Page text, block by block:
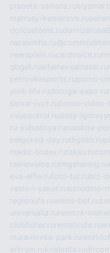
planeta-samara.ru
matrasy-kemerovo.ru
dotcustoms.ru
narasimha.ru
newsplain.rucardvoice.ru
gbget.rualfeihavsalnassr.ru
petrovkasports.ruporno-
york-life.rudoroga-expo.ru
slovar-ivrit.ruporno-video-
ovucontrol.rusloty-
ru-industriya.ru russkoe-
belgorod-day.rudigilith.ru
medic-today.rutaksu.ru
teensvoice.ru imgsharing.ru
eva-elfie.rufoto-tur.rubiz-
veslo-i-yakor.ruborodino-
regionufa.ruweiss-bet.ru
universalia.ru remont-
clubfisher.ru remstirufa.ru
muraviovka-park.ru
arkrym.rukristinita.ru